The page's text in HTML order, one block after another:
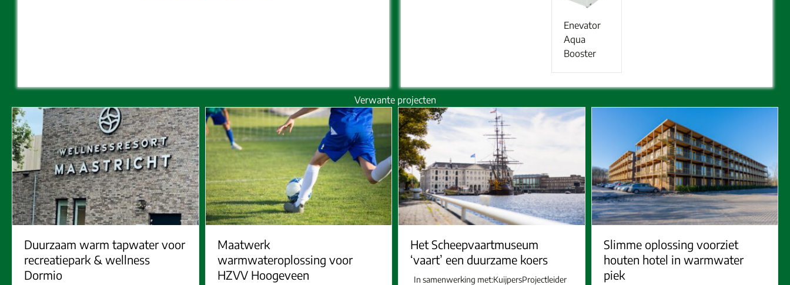
Enevator
Aqua
Booster
Verwante projecten
Duurzaam warm tapwater voor
recreatiepark & wellness
Dormio
Maatwerk
warmwateroplossing voor
HZVV Hoogeveen
Het Scheepvaartmuseum
‘vaart’ een duurzame koers
In samenwerking met:KuijpersProjectleider
Slimme oplossing voorziet
houten hotel in warmwater
piek